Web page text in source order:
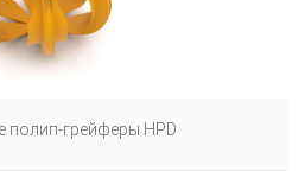
полип-грейферы HPD